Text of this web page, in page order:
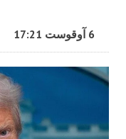
6 آوقوست 17:21